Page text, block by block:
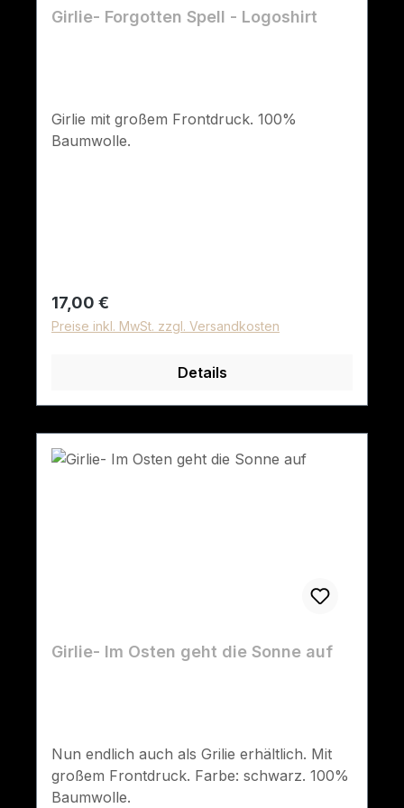
Girlie- Forgotten Spell - Logoshirt
Girlie mit großem Frontdruck. 100%
Baumwolle.
Regulärer Preis:
17,00 €
Preise inkl. MwSt. zzgl. Versandkosten
Details
Girlie- Im Osten geht die Sonne auf
Nun endlich auch als Grilie erhältlich. Mit
großem Frontdruck. Farbe: schwarz. 100%
Baumwolle.